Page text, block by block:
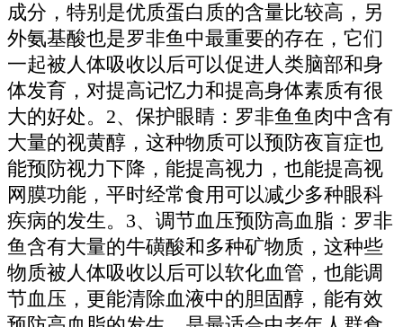
成分，特别是优质蛋白质的含量比较高，另
外氨基酸也是罗非鱼中最重要的存在，它们
一起被人体吸收以后可以促进人类脑部和身
体发育，对提高记忆力和提高身体素质有很
大的好处。2、保护眼睛：罗非鱼鱼肉中含有
大量的视黄醇，这种物质可以预防夜盲症也
能预防视力下降，能提高视力，也能提高视
网膜功能，平时经常食用可以减少多种眼科
疾病的发生。3、调节血压预防高血脂：罗非
鱼含有大量的牛磺酸和多种矿物质，这种些
物质被人体吸收以后可以软化血管，也能调
节血压，更能清除血液中的胆固醇，能有效